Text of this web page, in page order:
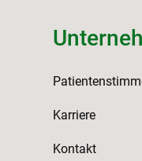
Karriere
Kontakt